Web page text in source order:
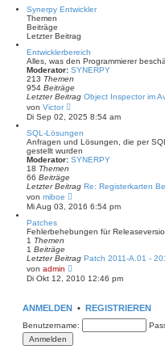
as
B
e
i
t
a
g
Synerpy Entwickler
Themen
Beiträge
Letzter Beitrag
Entwicklerbereich
Alles, was den Programmierer
Moderator: SYNERPY
213 Themen
954 Beiträge
Letzter Beitrag Object Inspector im
von Victor
e
u
e
s
t
e
e
i
t
r
g
Di Sep 02, 2025 8:54 am
SQL-Lösungen
Anfragen und Lösungen, die per
gestellt wurden
Moderator: SYNERPY
18 Themen
66 Beiträge
Letzter Beitrag Re: Registerkarten
von miboe
e
u
s
r
B
e
i
a
Mi Aug 03, 2016 6:54 pm
Patches
Fehlerbehebungen für
1 Themen
1 Beiträge
Letzter Beitrag Patch 2011-A.01 -
von admin
e
u
t
r
B
e
Di Okt 12, 2010 12:46 pm
ANMELDEN • REGISTRIEREN
Benutzername: